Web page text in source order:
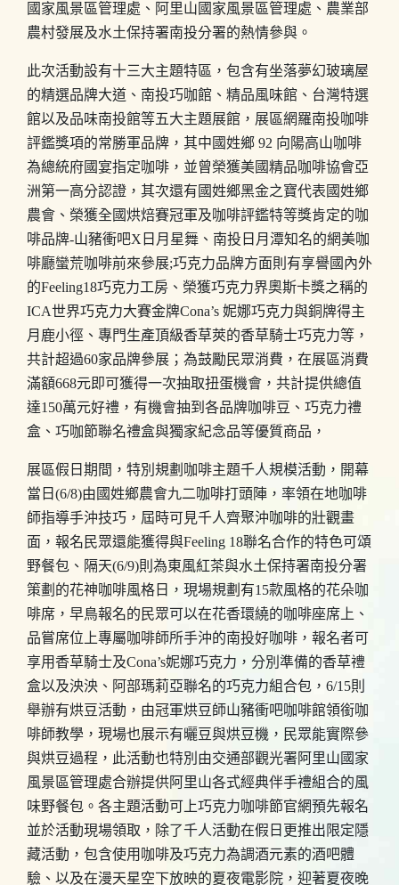
國家風景區管理處、阿里山國家風景區管理處、農業部
農村發展及水土保持署南投分署的熱情參與。
此次活動設有十三大主題特區，包含有坐落夢幻玻璃屋
的精選品牌大道、南投巧咖館、精品風味館、台灣特選
館以及品味南投館等五大主題展館，展區網羅南投咖啡
評鑑獎項的常勝軍品牌，其中國姓鄉 92 向陽高山咖啡
為總統府國宴指定咖啡，並曾榮獲美國精品咖啡協會亞
洲第一高分認證，其次還有國姓鄉黑金之寶代表國姓鄉
農會、榮獲全國烘焙賽冠軍及咖啡評鑑特等獎肯定的咖
啡品牌-山豬衝吧X日月星舞、南投日月潭知名的網美咖
啡廳蠻荒咖啡前來參展;巧克力品牌方面則有享譽國內外
的Feeling18巧克力工房、榮獲巧克力界奧斯卡獎之稱的
ICA世界巧克力大賽金牌Cona’s 妮娜巧克力與銅牌得主
月鹿小徑、專門生產頂級香草莢的香草騎士巧克力等，
共計超過60家品牌參展；為鼓勵民眾消費，在展區消費
滿額668元即可獲得一次抽取扭蛋機會，共計提供總值
達150萬元好禮，有機會抽到各品牌咖啡豆、巧克力禮
盒、巧咖節聯名禮盒與獨家紀念品等優質商品，
展區假日期間，特別規劃咖啡主題千人規模活動，開幕
當日(6/8)由國姓鄉農會九二咖啡打頭陣，率領在地咖啡
師指導手沖技巧，屆時可見千人齊聚沖咖啡的壯觀畫
面，報名民眾還能獲得與Feeling 18聯名合作的特色可頌
野餐包、隔天(6/9)則為東風紅茶與水土保持署南投分署
策劃的花神咖啡風格日，現場規劃有15款風格的花朵咖
啡席，早鳥報名的民眾可以在花香環繞的咖啡座席上、
品嘗席位上專屬咖啡師所手沖的南投好咖啡，報名者可
享用香草騎士及Cona’s妮娜巧克力，分別準備的香草禮
盒以及泱泱、阿部瑪莉亞聯名的巧克力組合包，6/15則
舉辦有烘豆活動，由冠軍烘豆師山豬衝吧咖啡館領銜咖
啡師教學，現場也展示有曬豆與烘豆機，民眾能實際參
與烘豆過程，此活動也特別由交通部觀光署阿里山國家
風景區管理處合辦提供阿里山各式經典伴手禮組合的風
味野餐包。各主題活動可上巧克力咖啡節官網預先報名
並於活動現場領取，除了千人活動在假日更推出限定隱
藏活動，包含使用咖啡及巧克力為調酒元素的酒吧體
驗、以及在漫天星空下放映的夏夜電影院，迎著夏夜晚